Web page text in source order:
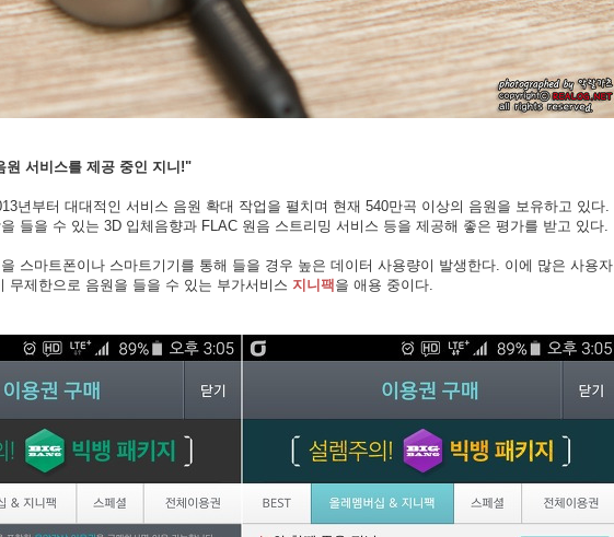
원 서비스를 제공 중인 지니!"
년부터 대대적인 서비스 음원 확대 작업을 펼치며 현재 540만곡 이상의 음원을 보유하고 있다.
들을 수 있는 3D 입체음향과 FLAC 원음 스트리밍 서비스 등을 제공해 좋은 평가를 받고 있다.
스마트폰이나 스마트기기를 통해 들을 경우 높은 데이터 사용량이 발생한다. 이에 많은 사용자
무제한으로 음원을 들을 수 있는 부가서비스 지니팩 을 애용 중이다.